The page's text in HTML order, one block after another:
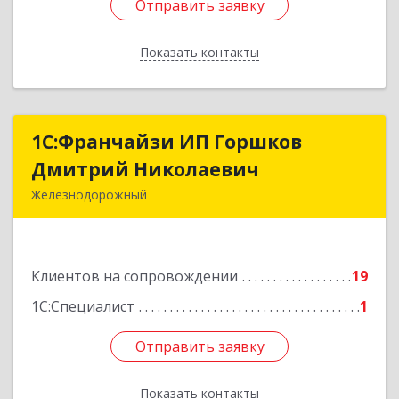
Отправить заявку
Показать контакты
Отправить заявку
Назад
1С:Франчайзи ИП Горшков
Дмитрий Николаевич
Железнодорожный
Клиентов на сопровождении
19
1С:Специалист
1
Отправить заявку
Показать контакты
1С:Франчайзи ИП Горшков
Дмитрий Николаевич
Подробнее
Отправить заявку
Назад